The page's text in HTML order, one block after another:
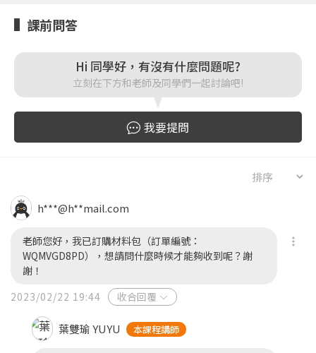
課前問答
Hi 同學好，有沒有什麼問題呢?
立刻在下方和老師及同學們一起討論吧!
我要提問
h***@h**mail.com
老師您好，我已訂購材料包（訂單編號：
WQMVGD8PD），想請問什麼時候才能夠收到呢？謝
謝！
2023/02/22 19:44
收合回覆
葉雙瑜 YUYU 本課程講師